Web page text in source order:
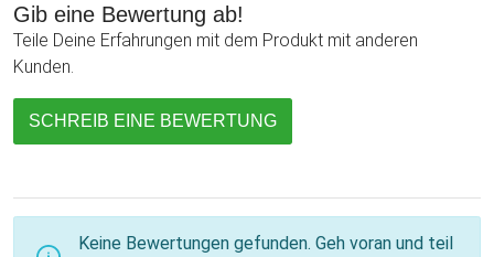
Gib eine Bewertung ab!
Teile Deine Erfahrungen mit dem Produkt mit anderen
Kunden.
SCHREIB EINE BEWERTUNG
Keine Bewertungen gefunden. Geh voran und teil